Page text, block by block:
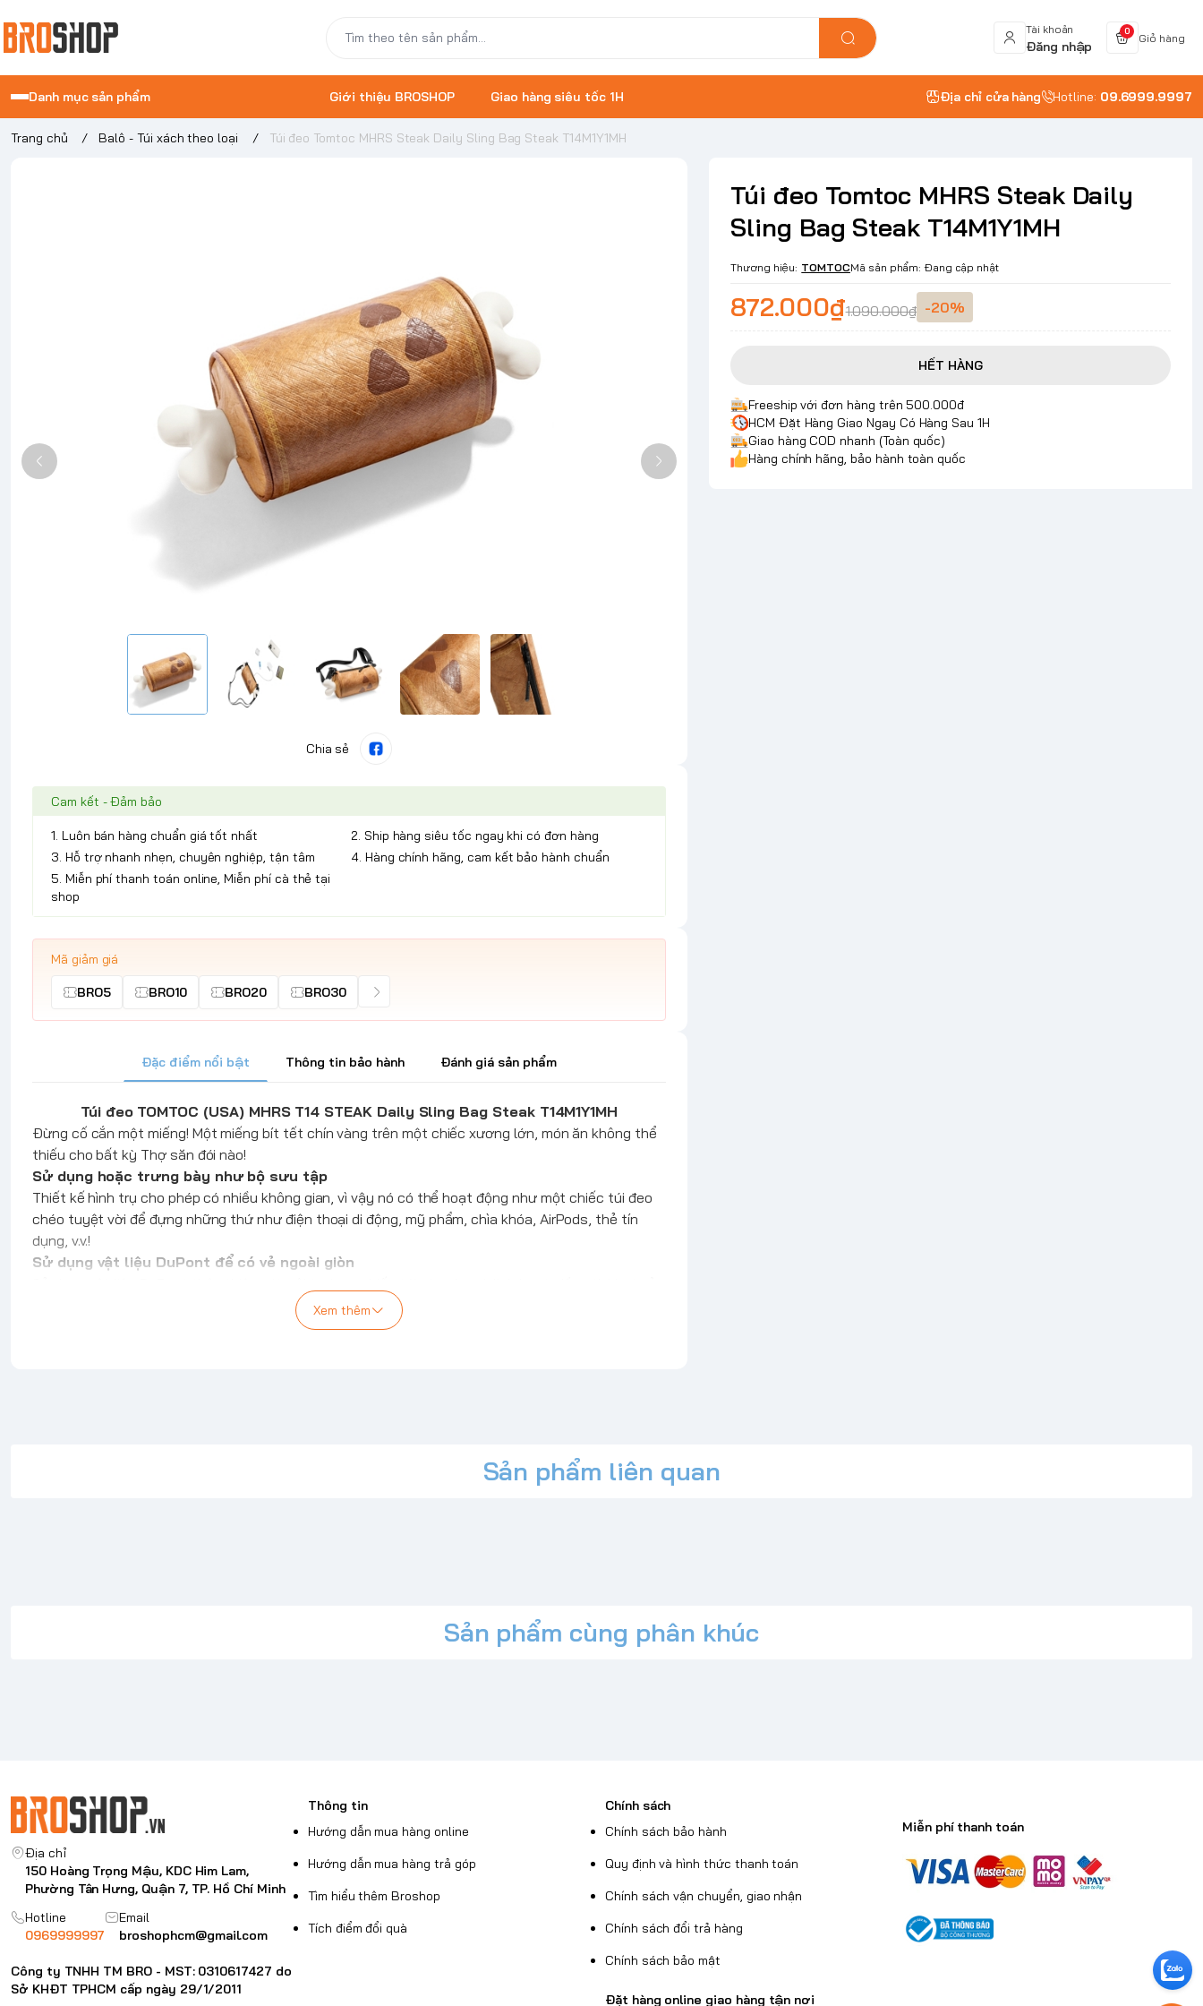
Tài khoản
Đăng nhập
0
Giỏ hàng
Danh mục sản phẩm Giới thiệu BROSHOP Giao hàng siêu tốc 1H Địa chỉ cửa hàng Hotline: 09.6999.9997
Trang chủ / Balô - Túi xách theo loại / Túi đeo Tomtoc MHRS Steak Daily Sling Bag Steak T14M1Y1MH
Chia sẻ
Túi đeo Tomtoc MHRS Steak Daily
Sling Bag Steak T14M1Y1MH
Thương hiệu: TOMTOCMã sản phẩm: Đang cập nhật
872.000₫1.090.000₫ -20%
HẾT HÀNG
Freeship với đơn hàng trên 500.000đ
HCM Đặt Hàng Giao Ngay Có Hàng Sau 1H
Giao hàng COD nhanh (Toàn quốc)
Hàng chính hãng, bảo hành toàn quốc
Cam kết - Đảm bảo
1. Luôn bán hàng chuẩn giá tốt nhất
2. Ship hàng siêu tốc ngay khi có đơn hàng
3. Hỗ trợ nhanh nhẹn, chuyên nghiệp, tận tâm
4. Hàng chính hãng, cam kết bảo hành chuẩn
5. Miễn phí thanh toán online, Miễn phí cà thẻ tại
shop
Mã giảm giá
BRO5 BRO10 BRO20 BRO30
Đặc điểm nổi bật Thông tin bảo hành Đánh giá sản phẩm
Túi đeo TOMTOC (USA) MHRS T14 STEAK Daily Sling Bag Steak T14M1Y1MH
Đừng cố cắn một miếng! Một miếng bít tết chín vàng trên một chiếc xương lớn, món ăn không thể
thiếu cho bất kỳ Thợ săn đói nào!
Sử dụng hoặc trưng bày như bộ sưu tập
Thiết kế hình trụ cho phép có nhiều không gian, vì vậy nó có thể hoạt động như một chiếc túi đeo
chéo tuyệt vời để đựng những thứ như điện thoại di động, mỹ phẩm, chìa khóa, AirPods, thẻ tín
dụng, v.v.!
Sử dụng vật liệu DuPont để có vẻ ngoài giòn
Xem thêm
Sản phẩm liên quan
Sản phẩm cùng phân khúc
Địa chỉ
150 Hoàng Trọng Mậu, KDC Him Lam,
Phường Tân Hưng, Quận 7, TP. Hồ Chí Minh
Hotline
0969999997
Email
broshophcm@gmail.com
Công ty TNHH TM BRO - MST: 0310617427 do
Sở KHĐT TPHCM cấp ngày 29/1/2011
Thông tin
Hướng dẫn mua hàng online
Hướng dẫn mua hàng trả góp
Tìm hiểu thêm Broshop
Tích điểm đổi quà
Chính sách
Chính sách bảo hành
Quy định và hình thức thanh toán
Chính sách vận chuyển, giao nhận
Chính sách đổi trả hàng
Chính sách bảo mật
Đặt hàng online giao hàng tận nơi
Miễn phí thanh toán